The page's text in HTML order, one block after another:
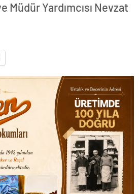
Müdür Yardımcısı Nevzat